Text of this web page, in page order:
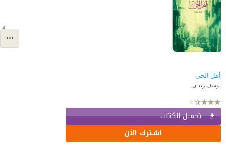
أهل الحي
يوسف زيدان
تحميل الكتاب
اشترك الآن